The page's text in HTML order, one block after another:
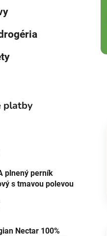
platby
plnený perník
s tmavou polevou
Nectar 100%